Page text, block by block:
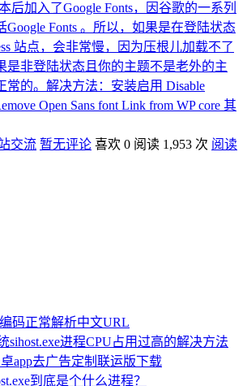
后加入了Google Fonts，因谷歌的一系列
Google Fonts 。所以，如果是在登陆状态
站点，会非常慢，因为压根儿加载不了
是非登陆状态且你的主题不是老外的主
常的。解决方法：安装启用 Disable
Open Sans font Link from WP core 其
交流 暂无评论 喜欢 0 阅读 1,953 次 阅读
码正常解析中文URL
sihost.exe进程CPU占用过高的解决方法
app去广告定制联运版下载
到底是个什么进程？